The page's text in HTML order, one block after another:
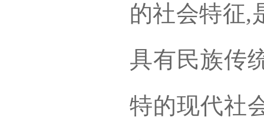
的社会特征,
具有民族传
特的现代社